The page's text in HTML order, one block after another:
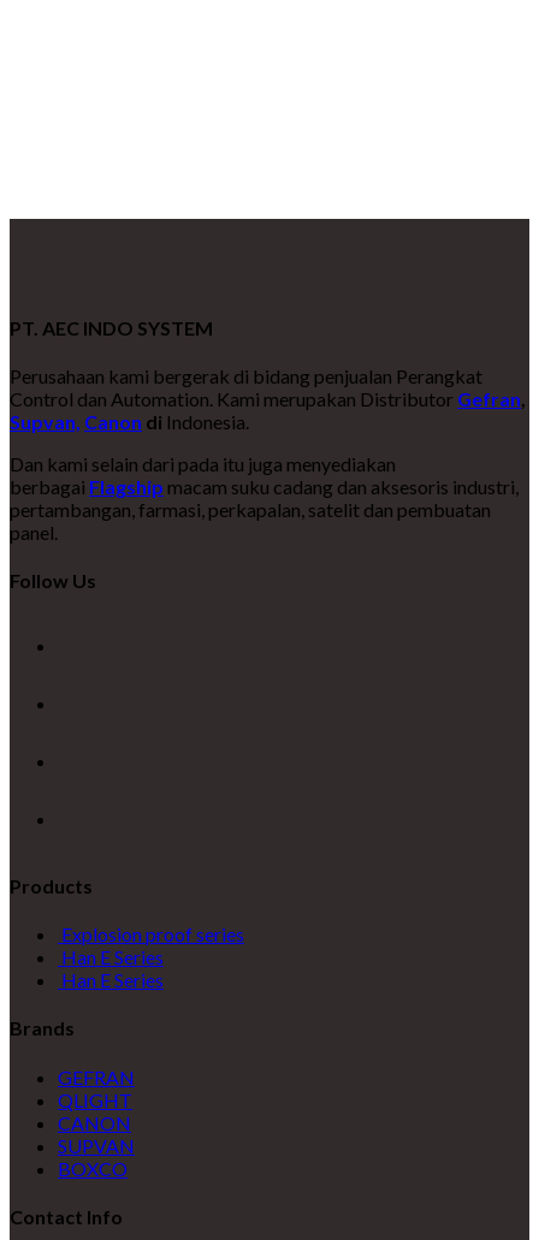
PT. AEC INDO SYSTEM
Perusahaan kami bergerak di bidang penjualan Perangkat
Control dan Automation. Kami merupakan Distributor Gefran,
Supvan, Canon di Indonesia.
Dan kami selain dari pada itu juga menyediakan
berbagai Flagship macam suku cadang dan aksesoris industri,
pertambangan, farmasi, perkapalan, satelit dan pembuatan
panel.
Follow Us
Products
Explosion proof series
Han E Series
Han E Series
Brands
GEFRAN
QLIGHT
CANON
SUPVAN
BOXCO
Contact Info